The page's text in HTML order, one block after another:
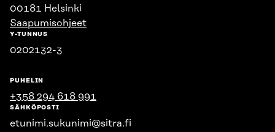
00181 Helsinki
Saapumisohjeet
Y-TUNNUS
0202132-3
PUHELIN
+358 294 618 991
SÄHKÖPOSTI
etunimi.sukunimi@sitra.fi